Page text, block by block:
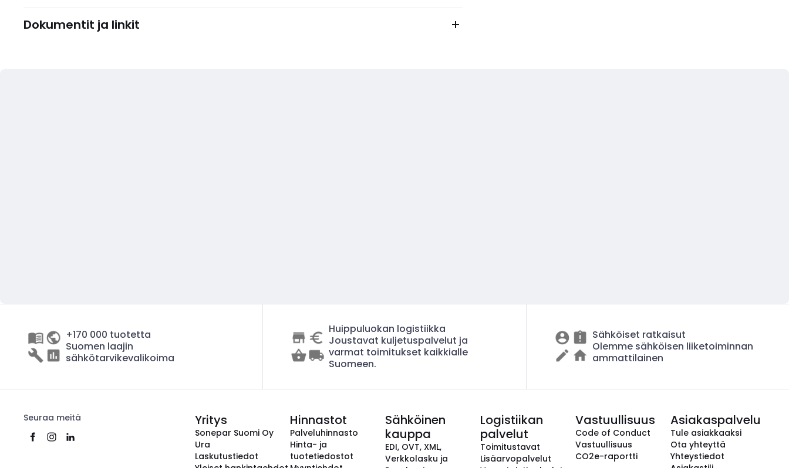
Dokumentit ja linkit
+170 000 tuotetta
Suomen laajin
sähkötarvikevalikoima
Huippuluokan logistiikka
Joustavat kuljetuspalvelut ja
varmat toimitukset kaikkialle
Suomeen.
Sähköiset ratkaisut
Olemme sähköisen liiketoiminnan
ammattilainen
Seuraa meitä Yritys
Sonepar Suomi Oy
Ura
Laskutustiedot
Hinnastot
Palveluhinnasto
Hinta- ja
tuotetiedostot
Sähköinen
kauppa
EDI, OVT, XML,
Verkkolasku ja
Logistiikan
palvelut
Toimitustavat
Lisäarvopalvelut
Vastuullisuus
Code of Conduct
Vastuullisuus
CO2e-raportti
Asiakaspalvelu
Tule asiakkaaksi
Ota yhteyttä
Yhteystiedot